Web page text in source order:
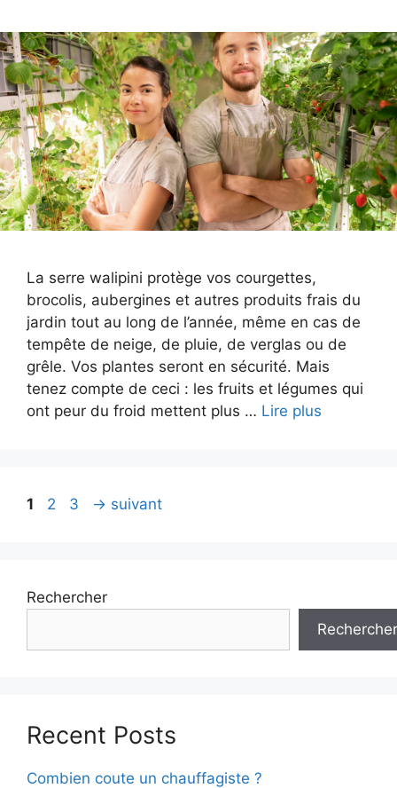
La serre walipini protège vos courgettes,
brocolis, aubergines et autres produits frais du
jardin tout au long de l’année, même en cas de
tempête de neige, de pluie, de verglas ou de
grêle. Vos plantes seront en sécurité. Mais
tenez compte de ceci : les fruits et légumes qui
ont peur du froid mettent plus … Lire plus
Page
1 Page
2 Page
3 → suivant
Rechercher
Rechercher
Recent Posts
Combien coute un chauffagiste ?